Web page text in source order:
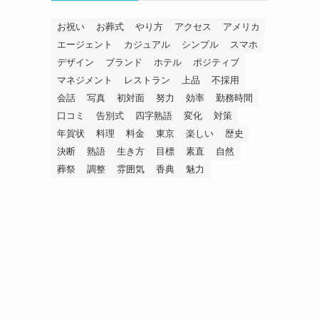
お祝い お葬式 やり方 アクセス
アメリカ
エージェント
カジュアル シンプル
スマホ
デザイン
ブランド ホテル
ポジティブ
マネジメント
レストラン 上品
不採用
会話
写真 初対面 努力 効率
勤務時間
口コミ
告別式 四字熟語 変化
対策
年賀状
料理 料金 東京 楽しい
歴史
決断
熟語 生き方 目標 素直
自然
葬祭
調整 雰囲気 香典 魅力